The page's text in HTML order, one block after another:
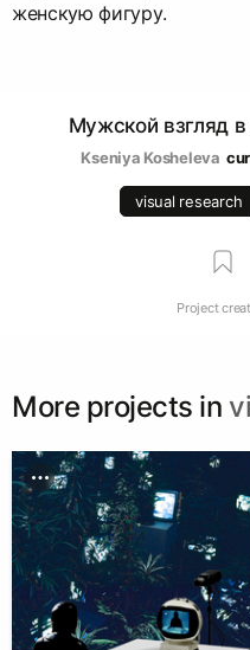
женскую фигуру.
Мужской взгляд
Kseniya Kosheleva
visual research
Project
More projects in